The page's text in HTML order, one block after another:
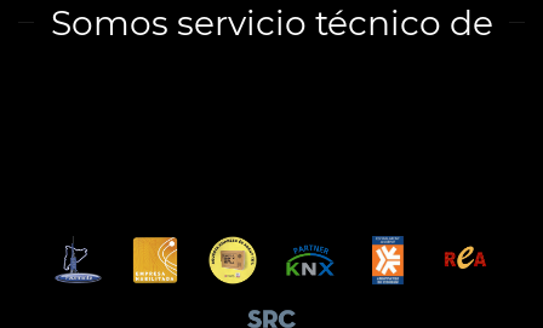
Somos servicio técnico de